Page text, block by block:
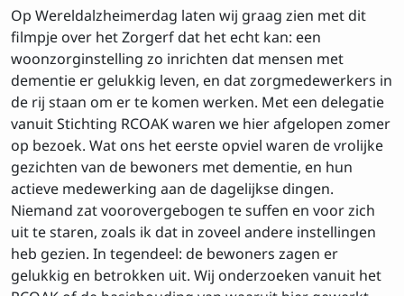
Op Wereldalzheimerdag laten wij graag zien met dit
filmpje over het Zorgerf dat het echt kan: een
woonzorginstelling zo inrichten dat mensen met
dementie er gelukkig leven, en dat zorgmedewerkers in
de rij staan om er te komen werken. Met een delegatie
vanuit Stichting RCOAK waren we hier afgelopen zomer
op bezoek. Wat ons het eerste opviel waren de vrolijke
gezichten van de bewoners met dementie, en hun
actieve medewerking aan de dagelijkse dingen.
Niemand zat voorovergebogen te suffen en voor zich
uit te staren, zoals ik dat in zoveel andere instellingen
heb gezien. In tegendeel: de bewoners zagen er
gelukkig en betrokken uit. Wij onderzoeken vanuit het